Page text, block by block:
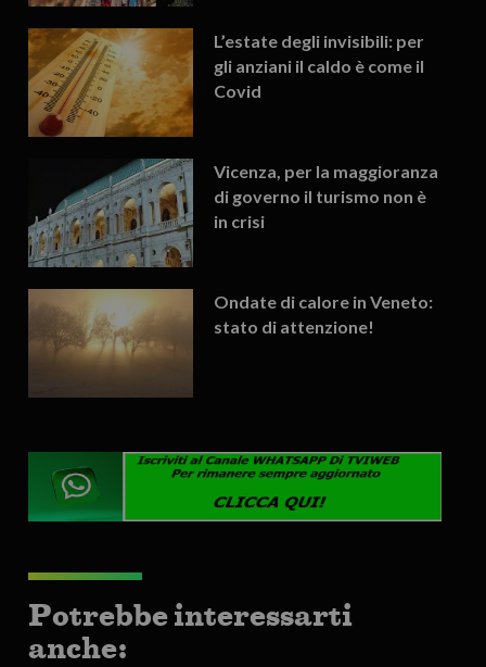
L’estate degli invisibili: per
gli anziani il caldo è come il
Covid
Vicenza, per la maggioranza
di governo il turismo non è
in crisi
Ondate di calore in Veneto:
stato di attenzione!
Potrebbe interessarti
anche: